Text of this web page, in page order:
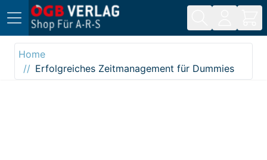
Direkt zum Inhalt
Home
Erfolgreiches Zeitmanagement für Dummies